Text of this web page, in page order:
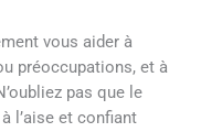
vous aider à
préoccupations, et à
pas que le
l’aise et confiant